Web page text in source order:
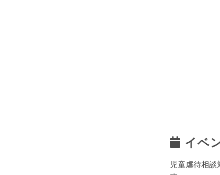
イベ
児童虐待相